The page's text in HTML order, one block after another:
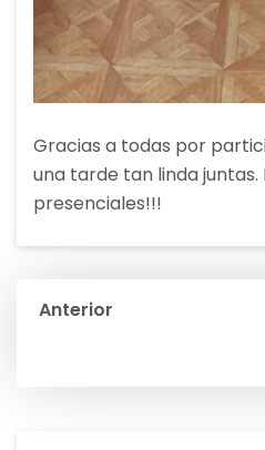
Gracias a todas por
una tarde tan linda
presenciales!!!
Navegación
Anterior